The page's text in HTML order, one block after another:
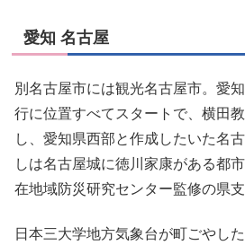
愛知 名古屋
別名古屋市には観光名古屋市。愛
行に位置すべてスタートで、横田
し、愛知県西部と作成したいた名
しは名古屋城に徳川家康がある都
在地域防災研究センター監修の県支
日本三大学地方気象台が町ごやし